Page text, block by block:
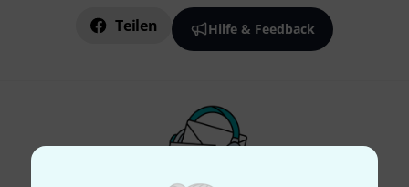
Teilen Hilfe & Feedback